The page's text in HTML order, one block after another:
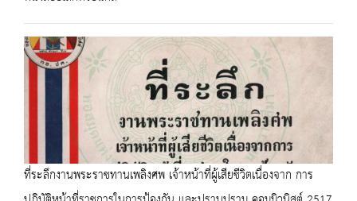
ที่ระลึกงานพระราชทานเพลิงศพ เจ้าหน้าที่ผู้เสียชีวิตเนื่องจาก การ